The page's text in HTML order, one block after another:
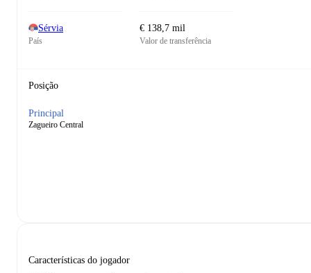
Sérvia
País
€ 138,7 mil
Valor de transferência
Posição
Principal
Zagueiro Central
Características do jogador